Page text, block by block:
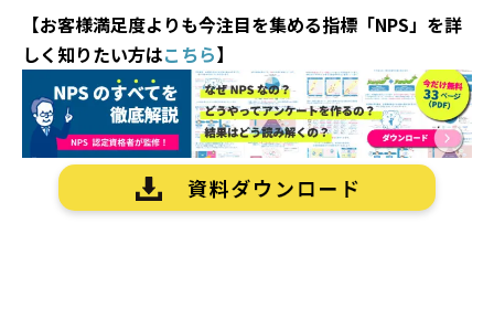
【お客様満足度よりも今注目を集める指標「NPS」を詳
しく知りたい方はこちら】